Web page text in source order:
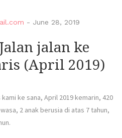
- June 28, 2019
jalan ke
(April 2019)
ke sana, April 2019 kemarin, 420
2 anak berusia di atas 7 tahun,